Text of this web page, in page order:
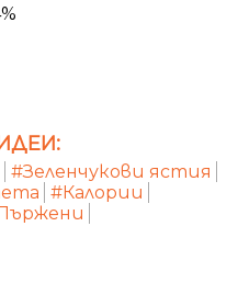
#Зеленчукови ястия
#Калории